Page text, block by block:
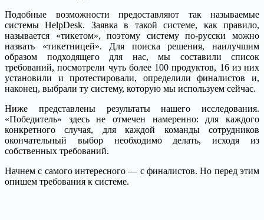
Подобные возможности предоставляют так называемые
системы HelpDesk. Заявка в такой системе, как правило,
называется «тикетом», поэтому систему по-русски можно
назвать «тикетницей». Для поиска решения, наилучшим
образом подходящего для нас, мы составили список
требований, посмотрели чуть более 100 продуктов, 16 из них
установили и протестировали, определили финалистов и,
наконец, выбрали ту систему, которую мы используем сейчас.
Ниже представлены результаты нашего исследования.
«Победитель» здесь не отмечен намеренно: для каждого
конкретного случая, для каждой команды сотрудников
окончательный выбор необходимо делать, исходя из
собственных требований.
Начнем с самого интересного — с финалистов.Но перед этим
опишем требования к системе.